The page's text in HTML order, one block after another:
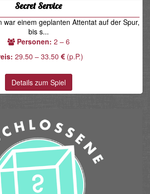
Secret Service
war einem geplanten Attentat auf der Spur,
bis s...
Personen: 2 – 6
29.50 – 33.50 (p.P.)
Details zum Spiel